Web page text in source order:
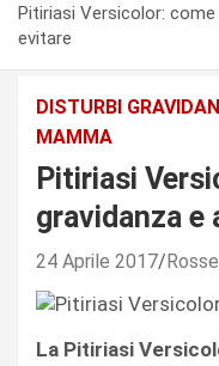
Pitiriasi Versicolor:
evitare
DISTURBI
MAMMA
Pitiriasi
gravidanza e
24 Aprile 2017
La Pitiriasi